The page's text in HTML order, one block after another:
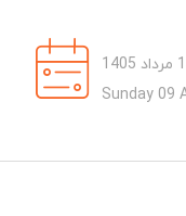
Sunday